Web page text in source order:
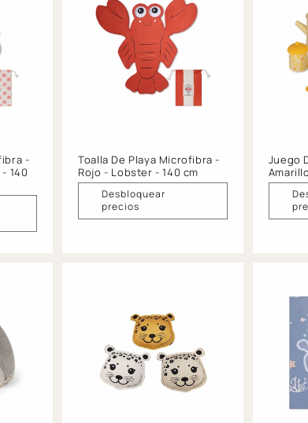
-
140
Toalla De Playa Microfibra -
Rojo - Lobster - 140 cm
Desbloquear
precios
Juego